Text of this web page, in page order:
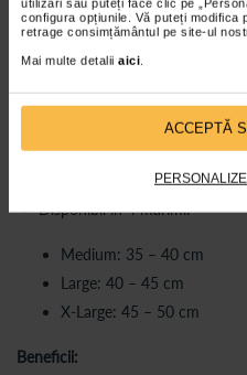
configura opțiunile. Vă puteți
retrage consimțământul pe site-ul
Mai multe detalii aici
ACCEPTĂ
Important:Daca simptomele
specialitate.
Caracteristici principale:
Material elastic, confortabil si
Design anatomic, care se
Disponibil in 4 marimi:
Medium: 35 – 40 cm
Large: 40 – 45 cm
X-Large: 45 – 50 cm
Beneficii: